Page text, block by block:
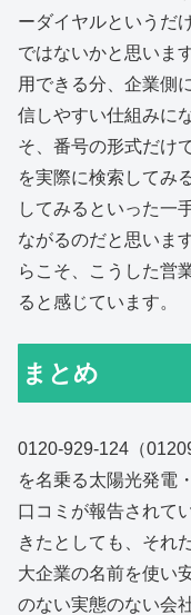
ーダイヤルというだ
ではないかと思いま
用できる分、企業側
信しやすい仕組みに
そ、番号の形式だけ
を実際に検索してみ
してみるといった一
ながるのだと思いま
らこそ、こうした営
ると感じています。
まとめ
0120-929-124（
を名乗る太陽光発電
口コミが報告されて
きたとしても、それ
大企業の名前を使い
のない実態のない会